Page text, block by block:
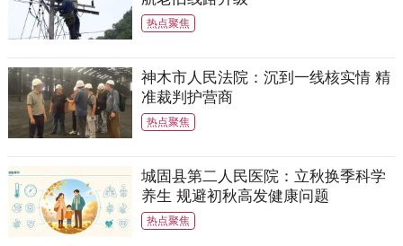
热点聚焦
神木市人民法院：沉到一线核实情 精
准裁判护营商
热点聚焦
城固县第二人民医院：立秋换季科学
养生 规避初秋高发健康问题
热点聚焦